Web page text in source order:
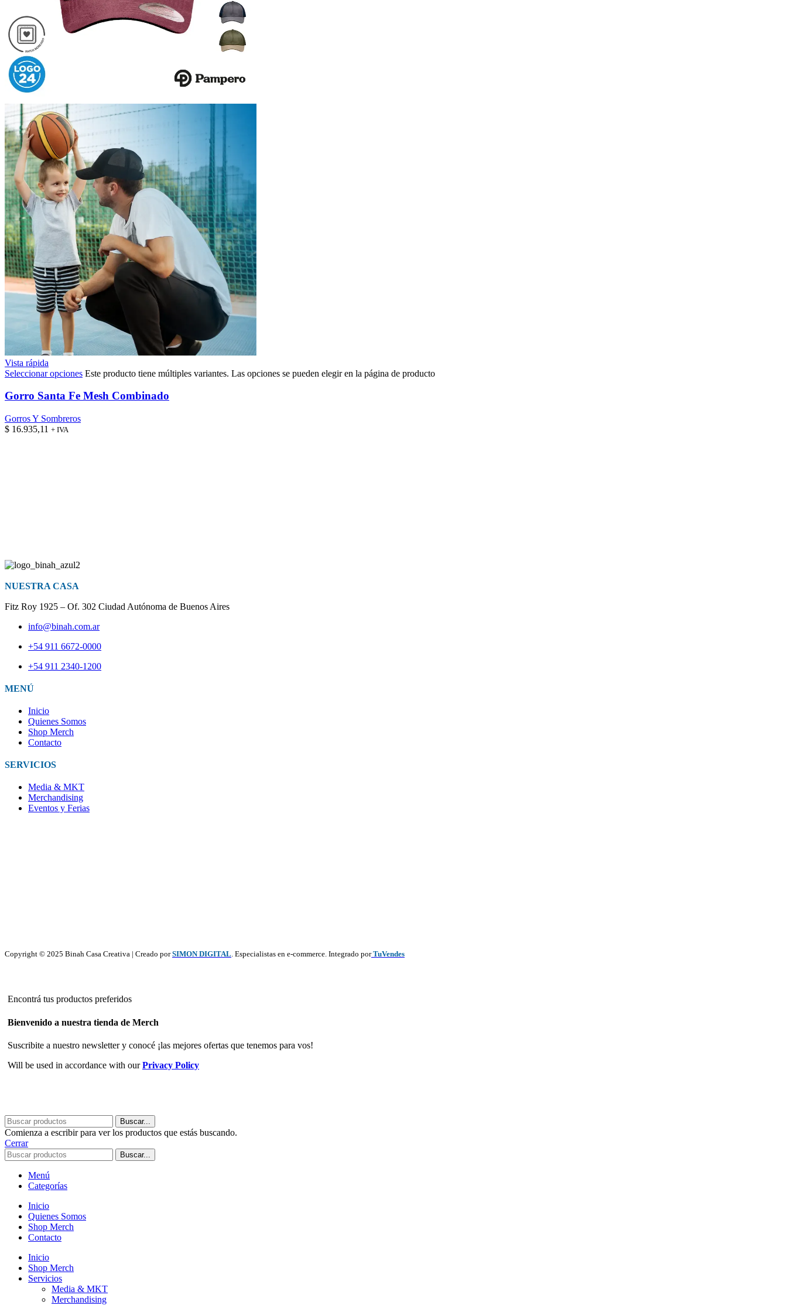
Vista rápida
Seleccionar opciones Este producto tiene múltiples variantes. Las opciones se pueden elegir en la página de producto
Gorro Santa Fe Mesh Combinado
Gorros Y Sombreros
$ 16.935,11 + IVA
NUESTRA CASA
Fitz Roy 1925 – Of. 302 Ciudad Autónoma de Buenos Aires
info@binah.com.ar
+54 911 6672-0000
+54 911 2340-1200
MENÚ
Inicio
Quienes Somos
Shop Merch
Contacto
SERVICIOS
Media & MKT
Merchandising
Eventos y Ferias
Copyright © 2025 Binah Casa Creativa | Creado porSIMON DIGITAL. Especialistas en e-commerce. Integrado porTuVendes
Encontrá tus productos preferidos
Bienvenido a nuestra tienda de Merch
Suscribite a nuestro newsletter y conocé ¡las mejores ofertas que tenemos para vos!
Will be used in accordance with ourPrivacy Policy
Buscar...
Comienza a escribir para ver los productos que estás buscando.
Cerrar
Buscar...
Menú
Categorías
Inicio
Quienes Somos
Shop Merch
Contacto
Inicio
Shop Merch
Servicios
Media & MKT
Merchandising